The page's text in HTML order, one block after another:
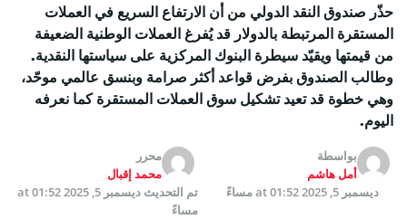
حذّر صندوق النقد الدولي من أن الارتفاع السريع في العملات
المستقرة المرتبطة بالدولار قد يُفرغ العملات الوطنية الضعيفة
من قيمتها ويقيّد سيطرة البنوك المركزية على سياستها النقدية.
وطالب الصندوق بفرض قواعد أكثر صرامة وبنسق عالمي موحّد،
وهي خطوة قد تعيد تشكيل سوق العملات المستقرة كما نعرفه
اليوم.
بواسطة
أمل هاشم
محرر
محمد إقبال
ديسمبر 5, 2025 at 01:52 مساءً
تم التحديث
ديسمبر 5, 2025 at 01:52
مساءً